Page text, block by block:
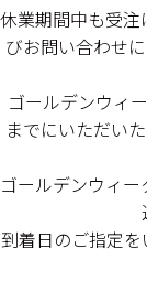
A-Z
KISOGAWA
SHOP NEWS
ログイン
休業期間中も受
びお問い合わせ
ゴールデンウィ
までにいただい
ゴールデンウィ
到着日のご指定